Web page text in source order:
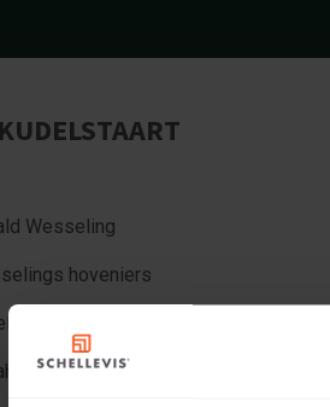
Wesseling
hoveniers